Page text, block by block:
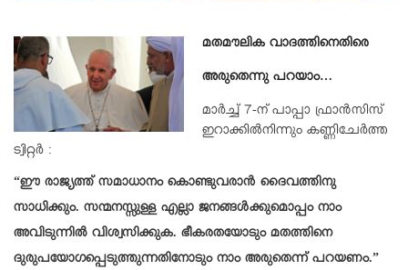
മതമൗലിക വാദത്തിനെതിരെ
അരുതെന്നു പറയാം…
മാർച്ച് 7-ന് പാപ്പാ ഫ്രാൻസിസ്
ഇറാക്കിൽനിന്നും കണ്ണിചേർത്ത
ട്വിറ്റർ :
“ഈ രാജ്യത്ത് സമാധാനം കൊണ്ടുവരാൻ ദൈവത്തിനു
സാധിക്കും. സന്മനസ്സുള്ള എല്ലാ ജനങ്ങൾക്കുമൊപ്പം നാം
അവിടുന്നിൽ വിശ്വസിക്കുക. ഭീകരതയോടും മതത്തിനെ
ദുരുപയോഗപ്പെടുത്തുന്നതിനോടും നാം അരുതെന്ന് പറയണം.”